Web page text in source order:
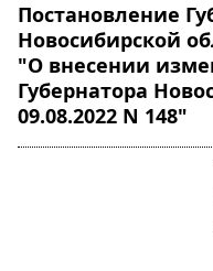
Постановление
Новосибирской
"О внесении
Губернатора
09.08.2022 N 148"